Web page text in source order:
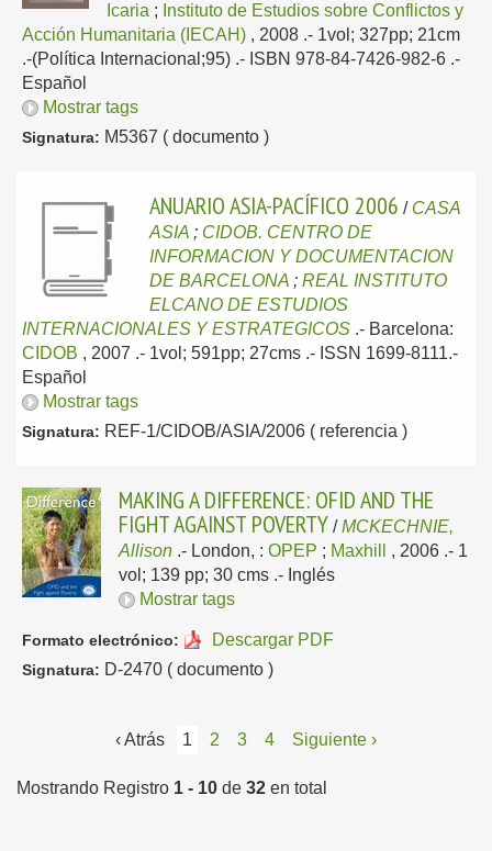
Icaria ; Instituto de Estudios sobre Conflictos y
Acción Humanitaria (IECAH) , 2008 .- 1vol; 327pp; 21cm
.-(Política Internacional;95) .- ISBN 978-84-7426-982-6 .-
Español
Mostrar tags
Signatura: M5367 ( documento )
ANUARIO ASIA-PACÍFICO 2006 / CASA
ASIA ; CIDOB. CENTRO DE
INFORMACION Y DOCUMENTACION
DE BARCELONA ; REAL INSTITUTO
ELCANO DE ESTUDIOS
INTERNACIONALES Y ESTRATEGICOS .- Barcelona:
CIDOB , 2007 .- 1vol; 591pp; 27cms .- ISSN 1699-8111.-
Español
Mostrar tags
Signatura: REF-1/CIDOB/ASIA/2006 ( referencia )
MAKING A DIFFERENCE: OFID AND THE
FIGHT AGAINST POVERTY /MCKECHNIE,
Allison .- London, : OPEP ; Maxhill , 2006 .- 1
vol; 139 pp; 30 cms .- Inglés
Mostrar tags
Formato electrónico: Descargar PDF
Signatura: D-2470 ( documento )
‹ Atrás 1 2 3 4 Siguiente ›
Mostrando Registro 1 - 10 de 32 en total